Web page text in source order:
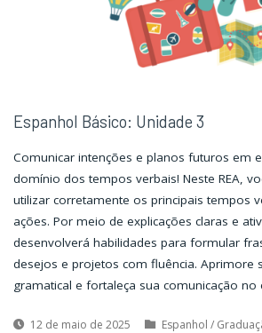
Espanhol Básico: Unidade 3
Comunicar intenções e planos futuros em
domínio dos tempos verbais! Neste REA,
utilizar corretamente os principais tempos
ações. Por meio de explicações claras e
desenvolverá habilidades para formular
desejos e projetos com fluência. Aprimore
gramatical e fortaleça sua comunicação no
12 de maio de 2025 Espanhol /